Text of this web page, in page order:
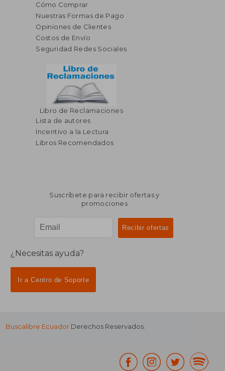
Cómo Comprar
Nuestras Formas de Pago
Opiniones de Clientes
Costos de Envío
Seguridad Redes Sociales
Libro de Reclamaciones
Lista de autores
Incentivo a la Lectura
Libros Recomendados
Suscríbete para recibir ofertas y
promociones
¿Necesitas ayuda?
Ir a Centro de Soporte
Buscalibre Ecuador Derechos Reservados.